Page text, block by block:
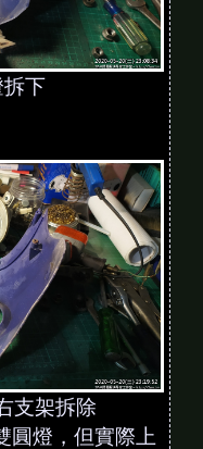
下
支架拆除
圓燈，但實際上